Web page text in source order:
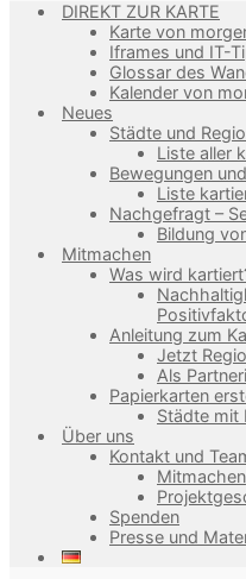
DIREKT ZUR KARTE
Karte von
Iframes und IT-
Glossar des
Kalender von
Neues
Städte und
Liste aller
Bewegungen
Liste
Nachgefragt –
Bildung
Mitmachen
Was wird
Anleitung zum
Jetzt
Als
Papierkarten
Städte mit
Über uns
Kontakt und
Mitmachen
Spenden
Presse und